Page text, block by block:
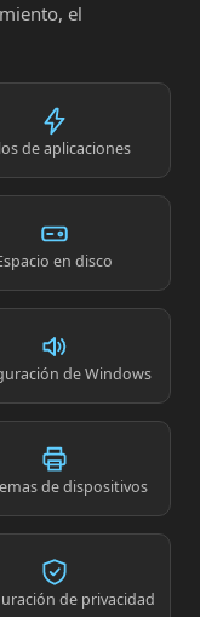
el
de aplicaciones
en disco
de Windows
de dispositivos
de privacidad